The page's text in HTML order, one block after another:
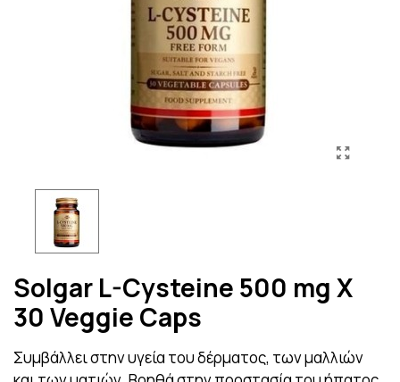
Solgar L-Cysteine 500 mg X
30 Veggie Caps
Συμβάλλει στην υγεία του δέρματος, των μαλλιών